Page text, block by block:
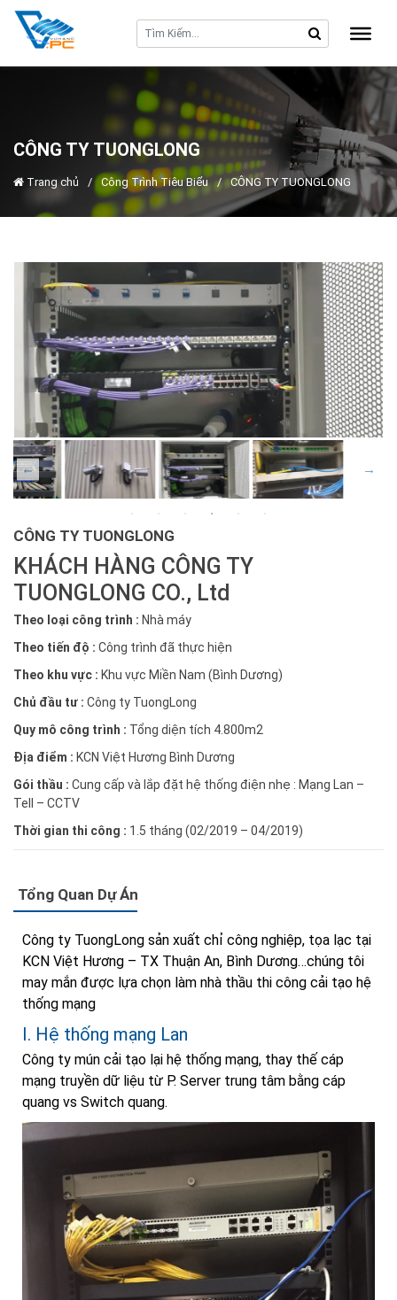
CÔNG TY TUONGLONG
Trang chủ / Công Trình Tiêu Biểu/CÔNG TY TUONGLONG
CÔNG TY TUONGLONG
KHÁCH HÀNG CÔNG TY
TUONGLONG CO., Ltd
Theo loại công trình : Nhà máy
Theo tiến độ : Công trình đã thực hiện
Theo khu vực : Khu vực Miền Nam (Bình Dương)
Chủ đầu tư : Công ty TuongLong
Quy mô công trình : Tổng diện tích 4.800m2
Địa điểm : KCN Việt Hương Bình Dương
Gói thầu : Cung cấp và lắp đặt hệ thống điện nhẹ : Mạng Lan –
Tell – CCTV
Thời gian thi công : 1.5 tháng (02/2019 – 04/2019)
Tổng Quan Dự Án
Công ty TuongLong sản xuất chỉ công nghiệp, tọa lạc tại
KCN Việt Hương – TX Thuận An, Bình Dương…chúng tôi
may mắn được lựa chọn làm nhà thầu thi công cải tạo hệ
thống mạng
I. Hệ thống mạng Lan
Công ty mún cải tạo lại hệ thống mạng, thay thế cáp
mạng truyền dữ liệu từ P. Server trung tâm bằng cáp
quang vs Switch quang.